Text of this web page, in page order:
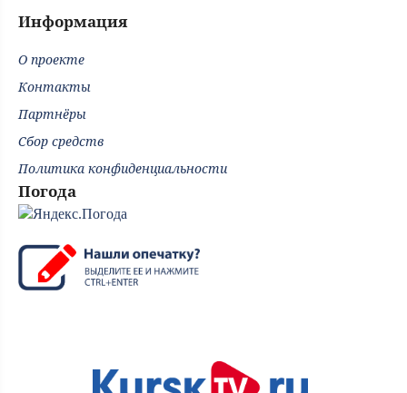
Информация
О проекте
Контакты
Партнёры
Сбор средств
Политика конфиденциальности
Погода